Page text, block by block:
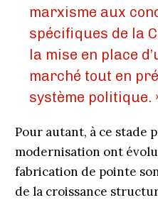
marxisme aux
spécifiques de la
la mise en place
marché tout en
système politique.
Pour autant, à ce stade
modernisation ont
fabrication de pointe
de la croissance